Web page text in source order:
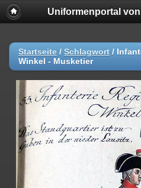
Uniformenportal
Startseite / Schlagwort /
Winkel - Musketier